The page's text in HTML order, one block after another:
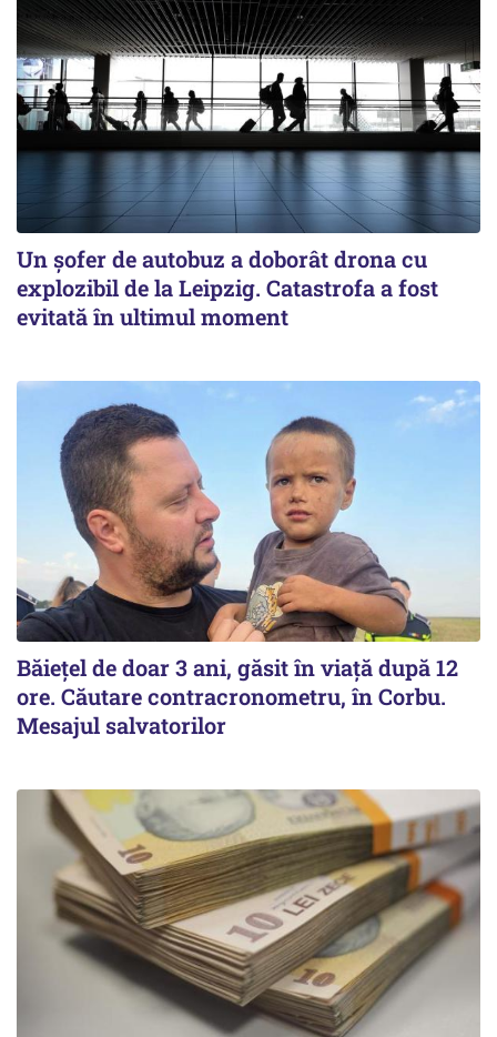
Un șofer de autobuz a doborât drona cu
explozibil de la Leipzig. Catastrofa a fost
evitată în ultimul moment
Băiețel de doar 3 ani, găsit în viață după 12
ore. Căutare contracronometru, în Corbu.
Mesajul salvatorilor